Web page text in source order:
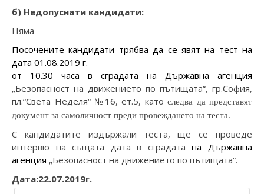
б) Недопуснати кандидати:
Няма
Посочените кандидати трябва да се явят на тест на
дата 01 .08.2019 г.
от 10.30
часа в сградата на Държавна агенция
„Безопасност на движението по пътищата“, гр.София,
пл.“Света Неделя“ №16, ет.5, като следва да представят
документ за самоличност преди провеждането на теста.
С кандидатите издържали теста, ще се проведе
интервю на същата дата в сградата на Държавна
агенция „Безопасност на движението по пътищата“.
Дата:22.07.2019г.